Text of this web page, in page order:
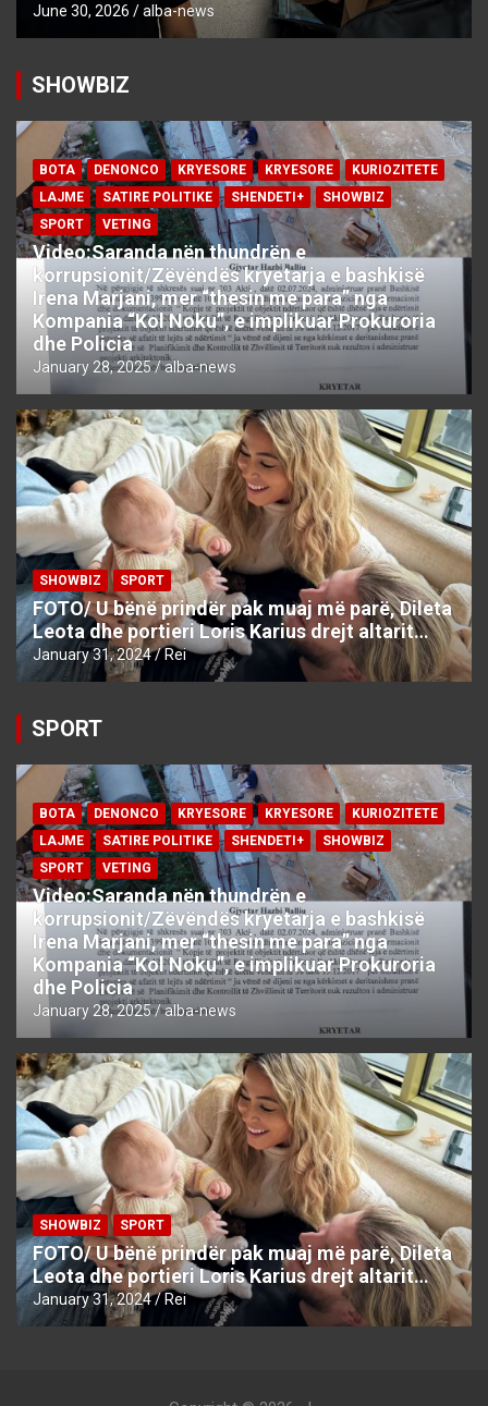
June 30, 2026 alba-news
SHOWBIZ
BOTA DENONCO KRYESORE KRYESORE
KURIOZITETE
LAJME
SATIRE POLITIKE SHENDETI+
SHOWBIZ
SPORT
VETING
Video:Saranda nën thundrën e
korrupsionit/Zëvëndës kryetarja e bashkisë
Irena Marjani, mer “thesin me para” nga
Kompania “Kol Noku”, e implikuar Prokuroria
dhe Policia
January 28, 2025 alba-news
SHOWBIZ SPORT
FOTO/ U bënë prindër pak muaj më parë, Dileta
Leota dhe portieri Loris Karius drejt altarit…
January 31, 2024 Rei
SPORT
BOTA DENONCO KRYESORE KRYESORE
KURIOZITETE
LAJME
SATIRE POLITIKE SHENDETI+
SHOWBIZ
SPORT
VETING
Video:Saranda nën thundrën e
korrupsionit/Zëvëndës kryetarja e bashkisë
Irena Marjani, mer “thesin me para” nga
Kompania “Kol Noku”, e implikuar Prokuroria
dhe Policia
January 28, 2025 alba-news
SHOWBIZ SPORT
FOTO/ U bënë prindër pak muaj më parë, Dileta
Leota dhe portieri Loris Karius drejt altarit…
January 31, 2024 Rei